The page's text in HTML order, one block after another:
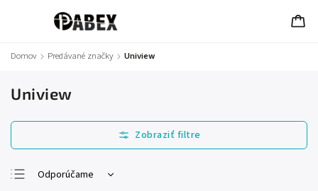
Domov / Predávané značky / Uniview
Uniview
Odporúčame